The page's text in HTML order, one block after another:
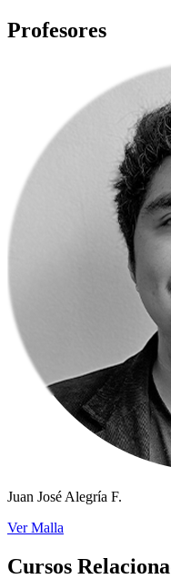
Profesores
Juan José Alegría F.
Ver Malla
Cursos